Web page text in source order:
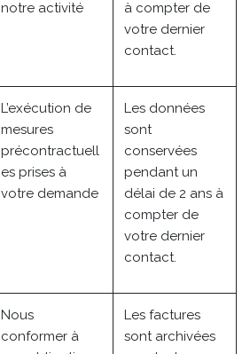
notre activité
à compter de
votre dernier
contact.
L’exécution de
mesures
précontractuell
es prises à
votre demande
Les données
sont
conservées
pendant un
délai de 2 ans à
compter de
votre dernier
contact.
Nous
conformer à
Les factures
sont archivées